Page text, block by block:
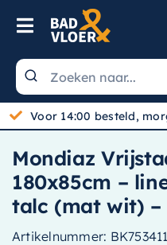
Skip to content
Toggle
Wastafels
Toiletten
Spiegels
Kranen
Douche
Gratis bezorgd vanaf 100,-
Mondiaz
180x85cm –
talc (mat wit) –
Artikelnummer: